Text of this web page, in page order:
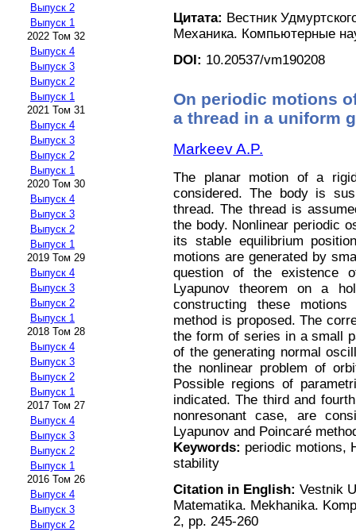
Выпуск 2
Выпуск 1
2022 Том 32
Выпуск 4
Выпуск 3
Выпуск 2
Выпуск 1
2021 Том 31
Выпуск 4
Выпуск 3
Выпуск 2
Выпуск 1
2020 Том 30
Выпуск 4
Выпуск 3
Выпуск 2
Выпуск 1
2019 Том 29
Выпуск 4
Выпуск 3
Выпуск 2
Выпуск 1
2018 Том 28
Выпуск 4
Выпуск 3
Выпуск 2
Выпуск 1
2017 Том 27
Выпуск 4
Выпуск 3
Выпуск 2
Выпуск 1
2016 Том 26
Выпуск 4
Выпуск 3
Выпуск 2
Цитата: Вестник
Механика. Компьютерные
DOI: 10.20537/vm190208
On periodic motions
a thread in a uniform
Markeev A.P.
The planar motion of a
considered. The body is
thread. The thread is
the body. Nonlinear periodic
its stable equilibrium
motions are generated by
question of the existence
Lyapunov theorem on a
constructing these
method is proposed. The
the form of series in a small
of the generating normal
the nonlinear problem of
Possible regions of
indicated. The third and
nonresonant case, are
Lyapunov and Poincaré
Keywords: periodic motions,
stability
Citation in English: Vestnik
Matematika. Mekhanika.
2, pp. 245-260